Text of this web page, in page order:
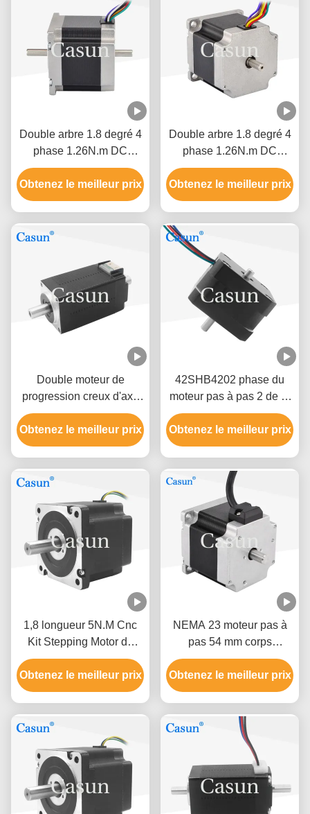
Double arbre 1.8 degré 4
phase 1.26N.m DC
NEMA 23 moteur hybride
pas à pas robot CNC
Obtenez le meilleur prix
Double arbre 1.8 degré 4
phase 1.26N.m DC
NEMA 23 moteur hybride
pas à pas robot CNC
Obtenez le meilleur prix
Double moteur de
progression creux d'axe
de la NEMA 11 pour la
machine médicale
28x28x38.5mm
Obtenez le meilleur prix
42SHB4202 phase du
moteur pas à pas 2 de la
NEMA 17 0,9 degrés de
fil 4 de 0.8A 0.13N.M pour
l'équipement intelligent
Obtenez le meilleur prix
1,8 longueur 5N.M Cnc
Kit Stepping Motor de
moteur pas à pas de la
NEMA 34 de degré 86mm
hybride
Obtenez le meilleur prix
NEMA 23 moteur pas à
pas 54 mm corps
1.26N.m 2.8A double
arbre pour CNC
Obtenez le meilleur prix